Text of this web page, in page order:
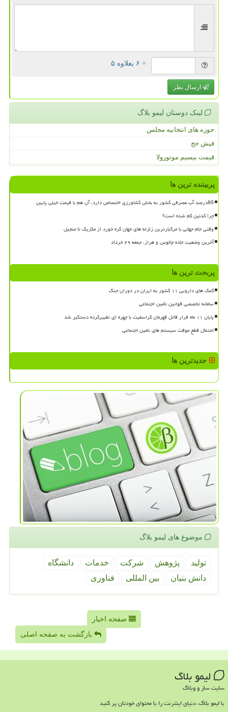
= ۶ بعلاوه ۵
ارسال نظر
لینک دوستان لیمو بلاگ
حوزه های انتخابیه مجلس
فیش حج
قیمت بیسیم موتورولا
پربیننده ترین ها
85درصد آب مصرفی کشور به بخش کشاورزی اختصاص دارد، آن هم با قیمت خیلی پایین
چرا کدئین کم شده است؟
وقتی جام جهانی با مرگبارترین زلزله های جهان گره خورد از مکزیک تا منجیل
آخرین وضعیت جاده چالوس و هراز، جمعه ۲۹ خرداد
پربحث ترین ها
کمک های دارویی ۱۱ کشور به ایران در دوران جنگ
سامانه تخصصی قوانین تأمین اجتماعی
پایان ۱۱ ماه فرار قاتل قهرمان کراسفیت با چهره ای تغییرکرده دستگیر شد
احتمال قطع موقت سیستم های تامین اجتماعی
جدیدترین ها
موضوع های لیمو بلاگ
تولید پژوهش شركت خدمات
دانشگاه
دانش بنیان
بین المللی فناوری
صفحه اخبار
بازگشت به صفحه اصلی
لیمو بلاگ
سایت ساز و وبلاگ
با لیمو بلاگ، دنیای اینترنت را با محتوای خودتان پر کنید